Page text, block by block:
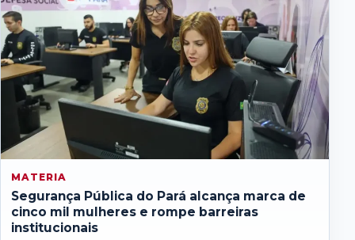
MATERIA
Segurança Pública do Pará alcança marca de
cinco mil mulheres e rompe barreiras
institucionais